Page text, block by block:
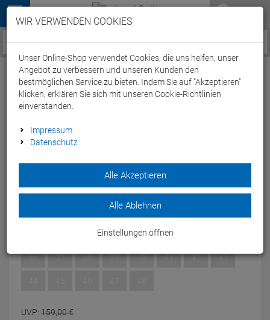
Menü
Service / Hilfe
Fizik Terra Atlas MTB Schuh grey/black -
38
TERRA ATLAS ist der vielseitiger und zuverlässiger Allrounder
für Gravel, Mountainbiking und mehr.
36
37 38 39 40 41 42 43
UVP: 159,00€
WIR VERWENDEN COOKIES
Unser Online-Shop verwendet Cookies, die uns helfen, unser
Angebot zu verbessern und unseren Kunden den
bestmöglichen Service zu bieten. Indem Sie auf "Akzeptieren"
klicken, erklären Sie sich mit unseren Cookie-Richtlinien
einverstanden.
Impressum
Datenschutz
Alle Akzeptieren
Alle Ablehnen
Einstellungen öffnen